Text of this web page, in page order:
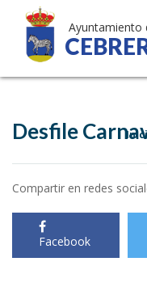
Ayuntamiento
Desfile
Compartir en redes
Facebook